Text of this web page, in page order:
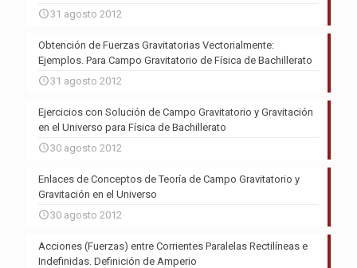
31 agosto 2012
Obtención de Fuerzas Gravitatorias Vectorialmente:
Ejemplos. Para Campo Gravitatorio de Física de Bachillerato
31 agosto 2012
Ejercicios con Solución de Campo Gravitatorio y Gravitación
en el Universo para Física de Bachillerato
30 agosto 2012
Enlaces de Conceptos de Teoría de Campo Gravitatorio y
Gravitación en el Universo
30 agosto 2012
Acciones (Fuerzas) entre Corrientes Paralelas Rectilíneas e
Indefinidas. Definición de Amperio